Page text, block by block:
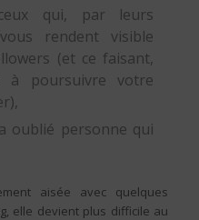
qui, par leurs
rendent visible
(et ce faisant,
à poursuivre votre
oublié personne qui
aisée avec quelques
elle devient plus difficile au